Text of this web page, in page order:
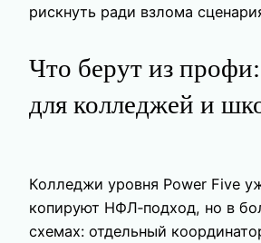
рискнуть ради взлома
Что берут из
для колледжей и
Колледжи уровня Power Five
копируют НФЛ‑подход, но в
схемах: отдельный